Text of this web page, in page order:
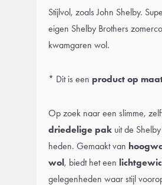
Stijlvol, zoals John Shelby.
eigen Shelby Brothers
kwamgaren wol.
* Dit is een product op
Op zoek naar een slimme,
driedelige pak uit de
heden. Gemaakt van
wol, biedt het een
gelegenheden waar stijl